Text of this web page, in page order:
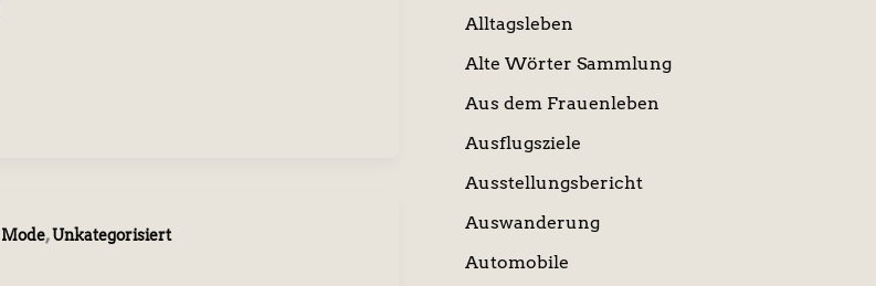
Mode,Unkategorisiert
Alltagsleben
Alte Wörter Sammlung
Aus dem Frauenleben
Ausflugsziele
Ausstellungsbericht
Auswanderung
Automobile